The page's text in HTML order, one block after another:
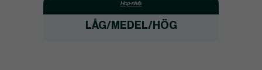
Hcp-nivå:
LÅG/MEDEL/HÖG